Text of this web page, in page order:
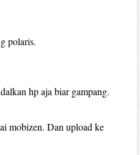
polaris.
hp aja biar gampang.
mobizen. Dan upload ke